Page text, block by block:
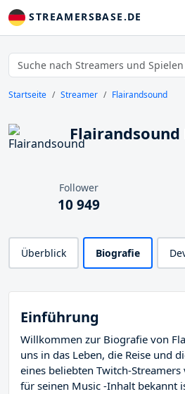
STREAMERSBASE.DE
Startseite Streamer Flairandsound
Follower
10 949
Überblick Biografie
Einführung
Willkommen zur Biografie von
uns in das Leben, die Reise und
eines beliebten Twitch-
für seinen Music -Inhalt bekannt